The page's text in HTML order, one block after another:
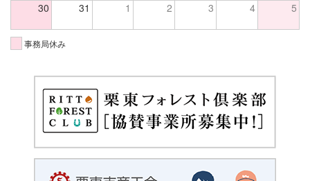
30 31 1 2 3 4 5
事務局休み